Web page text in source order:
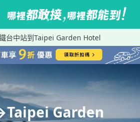
台中站到Taipei Garden Hotel
Garden